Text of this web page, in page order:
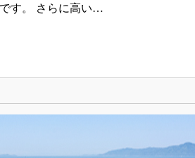
です。 さらに高い…